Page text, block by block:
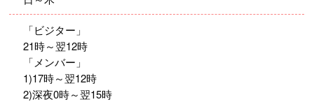
「ビジター」
21時～翌12時
「メンバー」
1)17時～翌12時
2)深夜0時～翌15時